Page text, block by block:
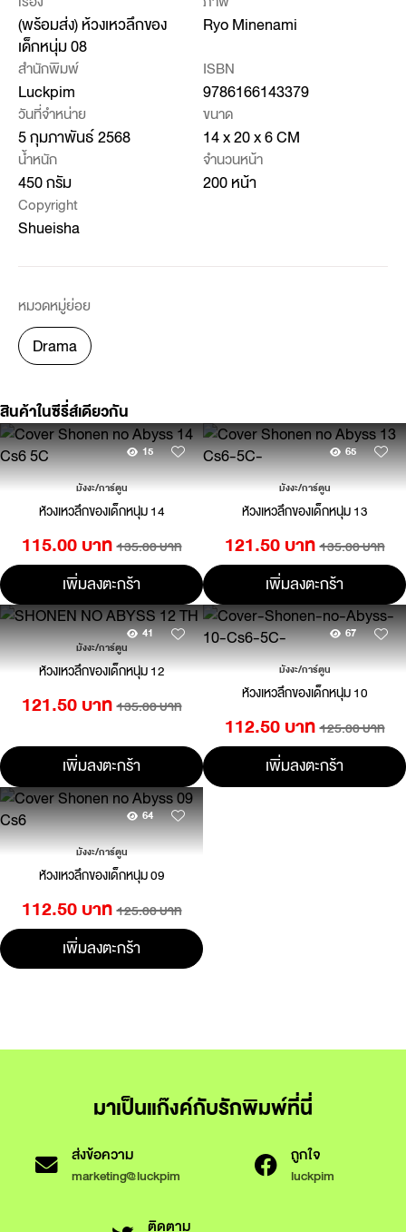
(พร้อมส่ง) ห้วงเหวลึกของ
เด็กหนุ่ม 08
Ryo Minenami
สำนักพิมพ์
Luckpim
ISBN
9786166143379
วันที่จำหน่าย
5 กุมภาพันธ์ 2568
ขนาด
14 x 20 x 6 CM
น้ำหนัก
450 กรัม
จำนวนหน้า
200 หน้า
Copyright
Shueisha
หมวดหมู่ย่อย
Drama
สินค้าในซีรี่ส์เดียวกัน
15
มังงะ/การ์ตูน
ห้วงเหวลึกของเด็กหนุ่ม 14
115.00 บาท 135.00 บาท
เพิ่มลงตะกร้า
65
มังงะ/การ์ตูน
ห้วงเหวลึกของเด็กหนุ่ม 13
121.50 บาท 135.00 บาท
เพิ่มลงตะกร้า
41
มังงะ/การ์ตูน
ห้วงเหวลึกของเด็กหนุ่ม 12
121.50 บาท 135.00 บาท
เพิ่มลงตะกร้า
67
มังงะ/การ์ตูน
ห้วงเหวลึกของเด็กหนุ่ม 10
112.50 บาท 125.00 บาท
เพิ่มลงตะกร้า
64
มังงะ/การ์ตูน
ห้วงเหวลึกของเด็กหนุ่ม 09
112.50 บาท 125.00 บาท
เพิ่มลงตะกร้า
มาเป็นแก๊งค์กับรักพิมพ์ที่นี่
ส่งข้อความ
marketing@luckpim
ถูกใจ
luckpim
ติดตาม